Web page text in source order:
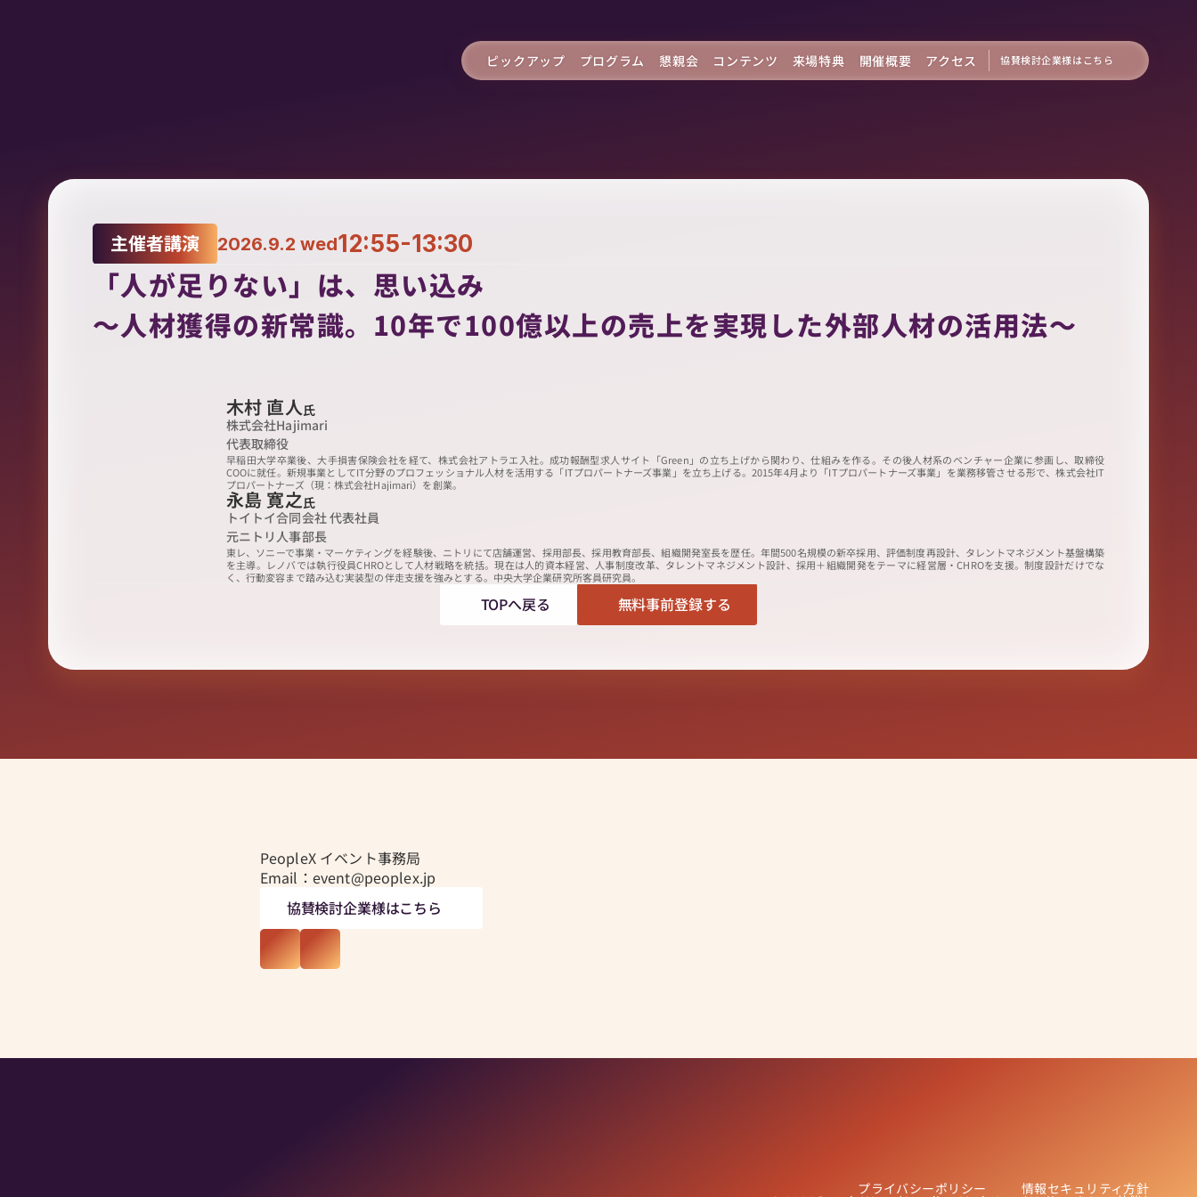
ピックアップ プログラム 懇親会 コンテンツ 来場特典 開催概要 アクセス 協賛検討企業様はこちら
主催者講演 2026.9.2 wed12:55-13:30
「人が足りない」は、思い込み
〜人材獲得の新常識。10年で100億以上の売上を実現した外部人材の活用法〜
SPEAKER登壇者
木村 直人氏
株式会社Hajimari
代表取締役
早稲⽥⼤学卒業後、⼤⼿損害保険会社を経て、株式会社アトラエ入社。成功報酬型求人サイト「Green」の立ち上げから関わり、仕組みを作る。その後人材系のベンチャー企業に参画し、取締役
COOに就任。新規事業としてIT分野のプロフェッショナル人材を活⽤する「ITプロパートナーズ事業」を立ち上げる。2015年4⽉より「ITプロパートナーズ事業」を業務移管させる形で、株式会社IT
プロパートナーズ（現：株式会社Hajimari）を創業。
永島 寛之氏
トイトイ合同会社 代表社員
元ニトリ人事部長
東レ、ソニーで事業・マーケティングを経験後、ニトリにて店舗運営、採用部長、採用教育部長、組織開発室長を歴任。年間500名規模の新卒採用、評価制度再設計、タレントマネジメント基盤構築
を主導。レノバでは執行役員CHROとして人材戦略を統括。現在は人的資本経営、人事制度改革、タレントマネジメント設計、採用＋組織開発をテーマに経営層・CHROを支援。制度設計だけでな
く、行動変容まで踏み込む実装型の伴走支援を強みとする。中央大学企業研究所客員研究員。
TOPへ戻る 無料事前登録する
TPeopleX イベント事務局
Email：event@peoplex.jp
協賛検討企業様はこちら
プライバシーポリシー 情報セキュリティ方針